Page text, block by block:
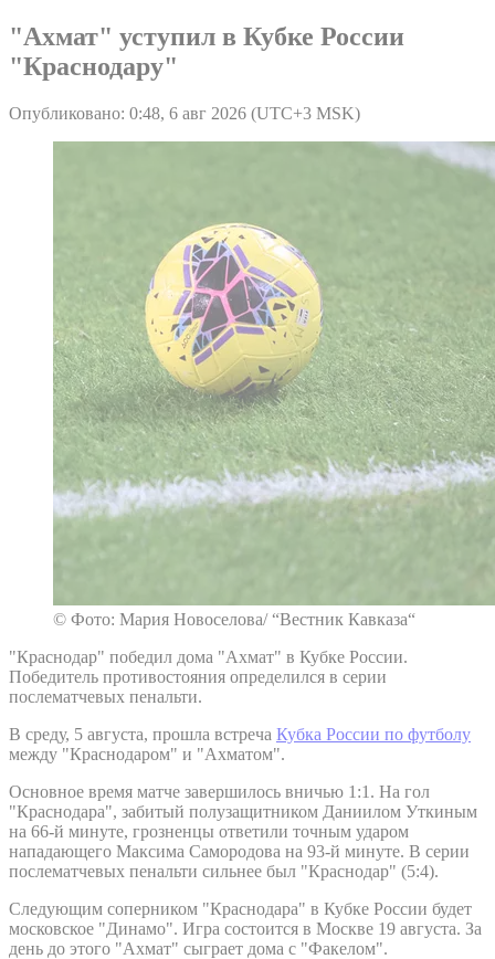
"Ахмат" уступил в Кубке России
"Краснодару"
Опубликовано: 0:48, 6 авг 2026 (UTC+3 MSK)
© Фото: Мария Новоселова/ “Вестник Кавказа“
"Краснодар" победил дома "Ахмат" в Кубке России.
Победитель противостояния определился в серии
послематчевых пенальти.
В среду, 5 августа, прошла встреча Кубка России по футболу
между "Краснодаром" и "Ахматом".
Основное время матче завершилось вничью 1:1. На гол
"Краснодара", забитый полузащитником Даниилом Уткиным
на 66-й минуте, грозненцы ответили точным ударом
нападающего Максима Самородова на 93-й минуте. В серии
послематчевых пенальти сильнее был "Краснодар" (5:4).
Следующим соперником "Краснодара" в Кубке России будет
московское "Динамо". Игра состоится в Москве 19 августа. За
день до этого "Ахмат" сыграет дома с "Факелом".